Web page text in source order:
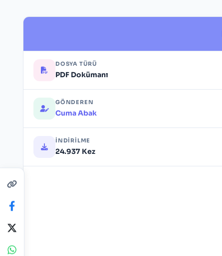
DOSYA TÜRÜ
PDF Dokümanı
GÖNDEREN
Cuma Abak
İNDIRILME
24.937 Kez